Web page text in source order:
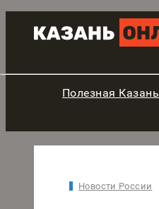
Полезная Казань
Новости России